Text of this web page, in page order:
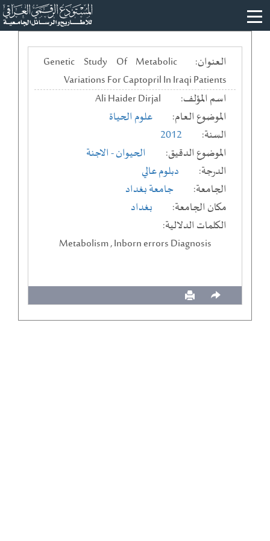
العنوان:
Genetic Study Of Metabolic
Variations For Captopril In Iraqi Patients
اسم المؤلف:
Ali Haider Dirjal
الموضوع العام:
علوم الحياة
السنة:
2012
الموضوع الدقيق:
الحيوان - الاجنة
الدرجة:
دبلوم عالي
الجامعة:
جامعة بغداد
مكان الجامعة:
بغداد
الكلمات الدلالية:
Metabolism , Inborn errors Diagnosis